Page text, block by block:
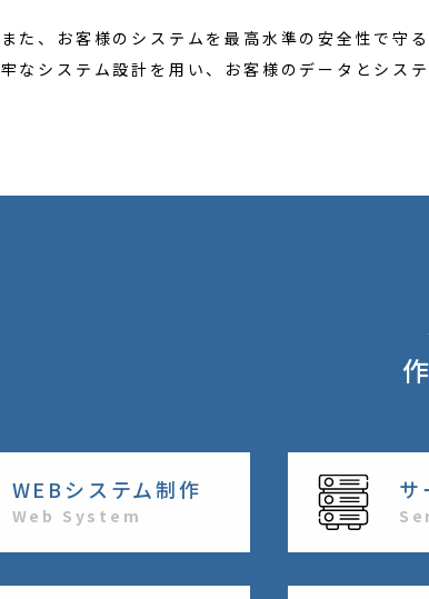
また、お客様のシステムを最高水準の安全性で守
牢なシステム設計を用い、お客様のデータとシス
WEBシステム制作
Web System
サ